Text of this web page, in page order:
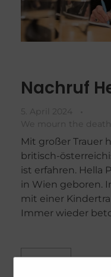
Nachruf
5. April 2024
We mourn the
Mit großer Trauer
britisch-
ist erfahren. Hella
in Wien geboren.
mit einer
Immer wieder
more